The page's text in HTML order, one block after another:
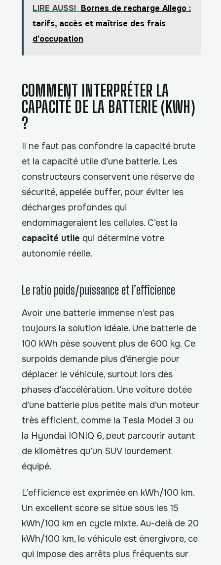
LIRE AUSSI Bornes de recharge Allego :
tarifs, accès et maîtrise des frais
d’occupation
COMMENT INTERPRÉTER LA
CAPACITÉ DE LA BATTERIE (KWH)
?
Il ne faut pas confondre la capacité brute
et la capacité utile d’une batterie. Les
constructeurs conservent une réserve de
sécurité, appelée buffer, pour éviter les
décharges profondes qui
endommageraient les cellules. C’est la
capacité utile qui détermine votre
autonomie réelle.
Le ratio poids/puissance et l’efficience
Avoir une batterie immense n’est pas
toujours la solution idéale. Une batterie de
100 kWh pèse souvent plus de 600 kg. Ce
surpoids demande plus d’énergie pour
déplacer le véhicule, surtout lors des
phases d’accélération. Une voiture dotée
d’une batterie plus petite mais d’un moteur
très efficient, comme la Tesla Model 3 ou
la Hyundai IONIQ 6, peut parcourir autant
de kilomètres qu’un SUV lourdement
équipé.
L’efficience est exprimée en kWh/100 km.
Un excellent score se situe sous les 15
kWh/100 km en cycle mixte. Au-delà de 20
kWh/100 km, le véhicule est énergivore, ce
qui impose des arrêts plus fréquents sur